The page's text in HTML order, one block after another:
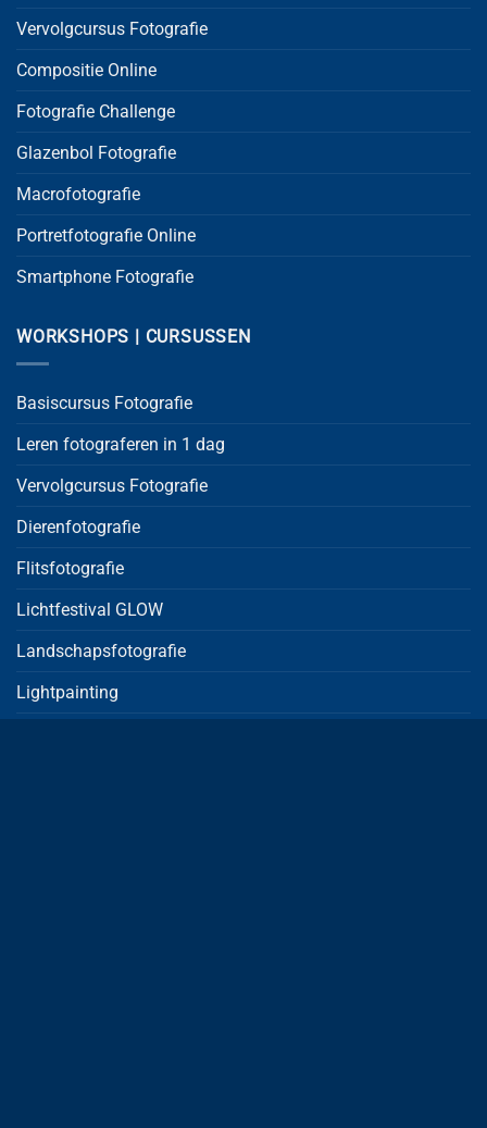
Vervolgcursus Fotografie
Compositie Online
Fotografie Challenge
Glazenbol Fotografie
Macrofotografie
Portretfotografie Online
Smartphone Fotografie
WORKSHOPS | CURSUSSEN
Basiscursus Fotografie
Leren fotograferen in 1 dag
Vervolgcursus Fotografie
Dierenfotografie
Flitsfotografie
Lichtfestival GLOW
Landschapsfotografie
Lightpainting